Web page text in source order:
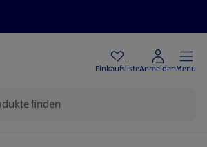
EinkaufslisteAnmeldenMenu